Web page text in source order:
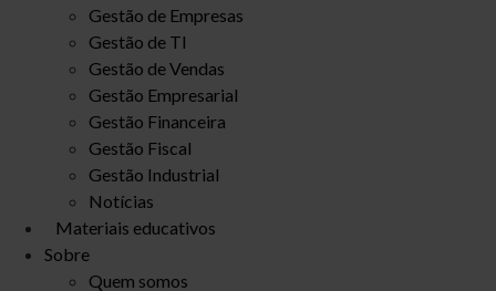
Gestão de Empresas
Gestão de TI
Gestão de Vendas
Gestão Empresarial
Gestão Financeira
Gestão Fiscal
Gestão Industrial
Notícias
Materiais educativos
Sobre
Quem somos